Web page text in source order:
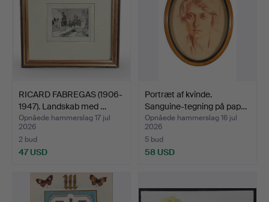
RICARD FABREGAS (1906-
1947). Landskab med …
Opnåede hammerslag 17 jul
2026
2 bud
47 USD
Portræt af kvinde.
Sanguine-tegning på pap…
Opnåede hammerslag 16 jul
2026
5 bud
58 USD